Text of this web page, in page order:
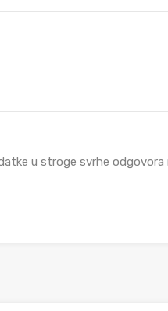
u stroge svrhe